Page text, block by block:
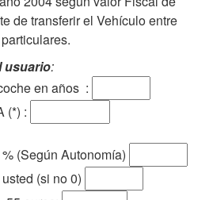
de transferir el Vehículo entre
particulares.
usuario:
en años :
(*) :
(Según Autonomía)
(si no 0)